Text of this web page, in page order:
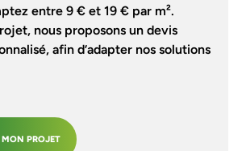
entre 9 € et 19 € par m².
nous proposons un devis
afin d’adapter nos solutions
MON PROJET